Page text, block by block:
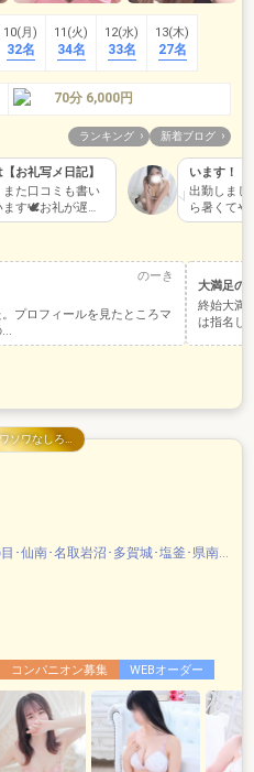
10(月)
32名
11(火)
34名
12(水)
33名
13(木)
27名
70分 6,000円
ランキング 新着ブログ
お礼写メ日記】
た口コミも書い
す🕊️お礼が遅く
います！！
出勤しまし
ら暑くて
のーき
プロフィールを見たところマ
大満足の
終始大満
は指名し
･名取岩沼･多賀城･塩釜･県南･亘理白石
コンパニオン募集 WEBオーダー
をお待ちしております！